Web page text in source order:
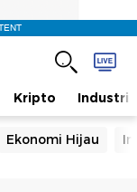
Kripto Industri
Ekonomi Hijau